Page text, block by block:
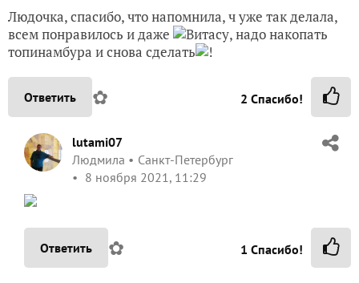
Людочка, спасибо, что напомнила, ч уже так делала,
всем понравилось и даже
Витасу, надо накопать
топинамбура и снова сделать
!
Ответить ✿ 2 Спасибо!
lutami07
Людмила
Санкт-Петербург
8 ноября 2021, 11:29
Ответить ✿ 1 Спасибо!